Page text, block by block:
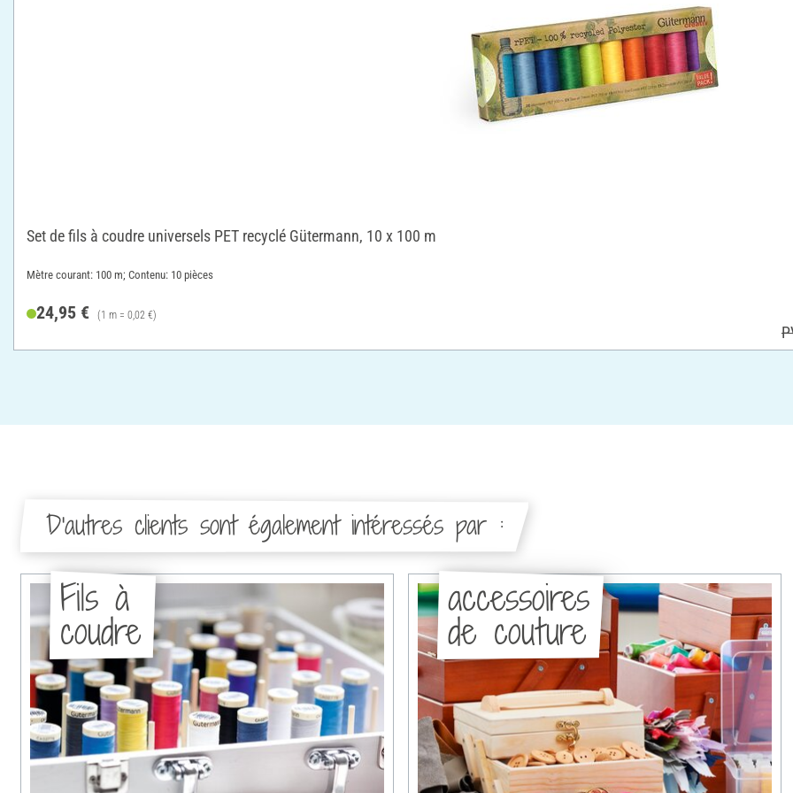
Set de fils à coudre universels PET recyclé Gütermann, 10 x 100 m
Mètre courant: 100 m; Contenu: 10 pièces
24,95 € (1 m = 0,02 €)
D'autres clients sont également intéressés par :
Fils à
coudre
accessoires
de couture